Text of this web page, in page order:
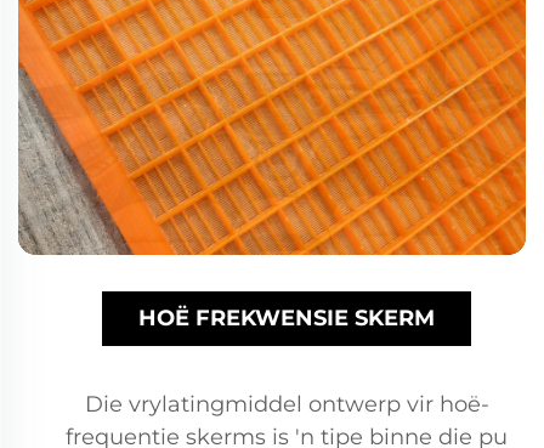
HOË FREKWENSIE SKERM
Die vrylatingmiddel ontwerp vir hoë-
frequentie skerms is 'n tipe binne die pu